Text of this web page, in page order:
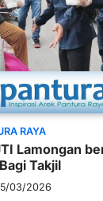
RAYA
Lamongan
Takjil
03/2026